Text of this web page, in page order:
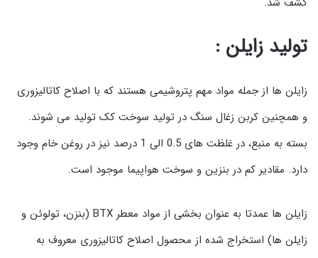
تولید زایلن :
زایلن ها از جمله مواد مهم پتروشیمی هستند که با اصلاح کاتالیزوری
و همچنین کربن زغال سنگ در تولید سوخت کک تولید می شوند.
بسته به منبع، در غلظت های 0.5 الی 1 درصد نیز در روغن خام وجود
دارد. مقادیر کم در بنزین و سوخت هواپیما موجود است.
زایلن ها عمدتا به عنوان بخشی از مواد معطر BTX (بنزن، تولوئن و
زایلن ها) استخراج شده از محصول اصلاح کاتالیزوری معروف به